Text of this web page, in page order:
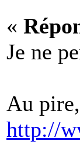
«
Je ne
Au
http://